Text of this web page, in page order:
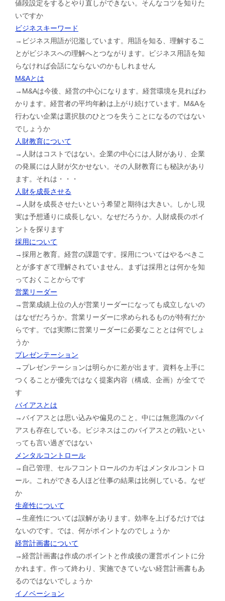
値段設定をするとやり直しができない。そんなコツを知りた
いですか
ビジネスキーワード
→ビジネス用語が氾濫しています。用語を知る、理解するこ
とがビジネスへの理解へとつながります。ビジネス用語を知
らなければ会話にならないのかもしれません
M&Aとは
→M&Aは今後、経営の中心になります。経営環境を見ればわ
かります。経営者の平均年齢は上がり続けています。M&Aを
行わない企業は選択肢のひとつを失うことになるのではない
でしょうか
人財教育について
→人財はコストではない。企業の中心には人財があり、企業
の発展には人財が欠かせない。その人財教育にも秘訣があり
ます。それは・・・
人財を成長させる
→人財を成長させたいという希望と期待は大きい。しかし現
実は予想通りに成長しない。なぜだろうか。人財成長のポイ
ントを探ります
採用について
→採用と教育。経営の課題です。採用についてはやるべきこ
とが多すぎて理解されていません。まずは採用とは何かを知
っておくことからです
営業リーダー
→営業成績上位の人が営業リーダーになっても成立しないの
はなぜだろうか。営業リーダーに求められるものが特有だか
らです。では実際に営業リーダーに必要なこととは何でしょ
うか
プレゼンテーション
→プレゼンテーションは明らかに差が出ます。資料を上手に
つくることが優先ではなく提案内容（構成、企画）が全てで
す
バイアスとは
→バイアスとは思い込みや偏見のこと。中には無意識のバイ
アスも存在している。ビジネスはこのバイアスとの戦いとい
っても言い過ぎではない
メンタルコントロール
→自己管理、セルフコントロールのカギはメンタルコントロ
ール。これができる人ほど仕事の結果は比例している。なぜ
か
生産性について
→生産性については誤解があります。効率を上げるだけでは
ないのです。では、何がポイントなのでしょうか
経営計画書について
→経営計画書は作成のポイントと作成後の運営ポイントに分
かれます。作って終わり、実施できていない経営計画書もあ
るのではないでしょうか
イノベーション